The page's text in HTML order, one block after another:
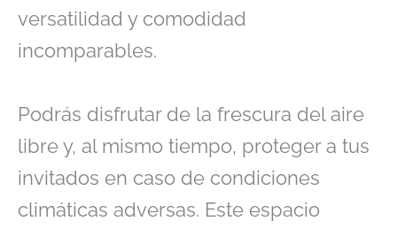
versatilidad y comodidad
incomparables.
Podrás disfrutar de la frescura del aire
libre y, al mismo tiempo, proteger a tus
invitados en caso de condiciones
climáticas adversas. Este espacio